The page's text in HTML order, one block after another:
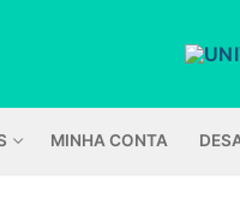
MINHA CONTA